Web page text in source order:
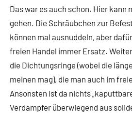
Das war es auch schon. Hier kann
gehen. Die Schräubchen zur
können mal ausnuddeln, aber
freien Handel immer Ersatz.
die Dichtungsringe (wobei die
meinen mag), die man auch im
Ansonsten ist da nichts
Verdampfer überwiegend aus